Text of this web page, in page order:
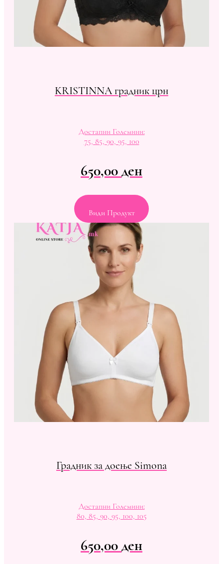
KRISTINNA градник црн
Достапни Големини:
75, 85, 90, 95, 100
650,00ден
Види Продукт
Градник за доење Simona
Достапни Големини:
80, 85, 90, 95, 100, 105
650,00ден